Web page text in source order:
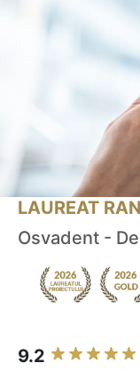
LAUREAT
Osvadent -
9.2